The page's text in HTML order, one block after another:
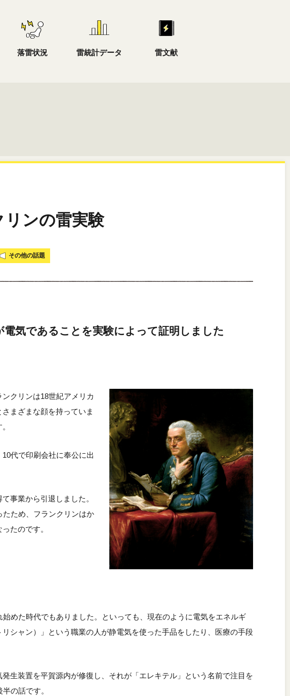
落雷状況 雷統計データ 雷文献
リンの雷実験
その他の話題
気であることを実験によって証明しました
クリンは18世紀アメリカ
まざまな顔を持っていま
代で印刷会社に奉公に出
事業から引退しました。
ため、フランクリンはか
たのです。
めた時代でもありました。といっても、現在のように電気をエネルギ
シャン）」という職業の人が静電気を使った手品をしたり、医療の手段
生装置を平賀源内が修復し、それが「エレキテル」という名前で注目を
の話です。